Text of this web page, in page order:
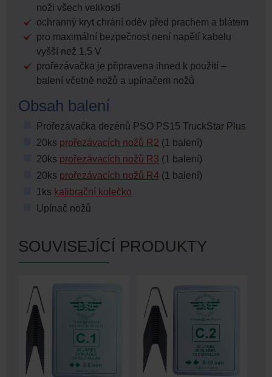
noži všech velikostí
ochranný kryt chrání oděv před prachem a blátem
pro maximální bezpečnost není napětí kabelu
vyšší než 1,5 V
prořezávačka je připravena ihned k použití –
balení včetně nožů a upínačem nožů
Obsah balení
Prořezávačka dezénů PSO PS15 TruckStar Plus
20ks prořezávacích nožů R2 (1 balení)
20ks prořezávacích nožů R3 (1 balení)
20ks prořezávacích nožů R4 (1 balení)
1ks kalibrační kolečko
Upínač nožů
SOUVISEJÍCÍ PRODUKTY